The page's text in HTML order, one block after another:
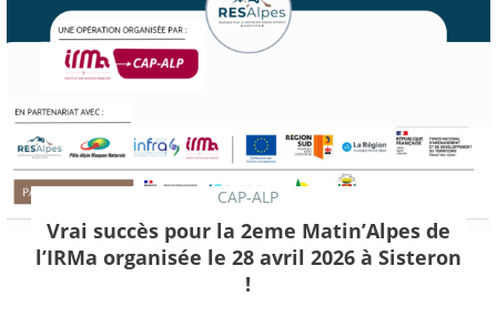
CAP-ALP
Vrai succès pour la 2eme Matin’Alpes de
l’IRMa organisée le 28 avril 2026 à Sisteron
!